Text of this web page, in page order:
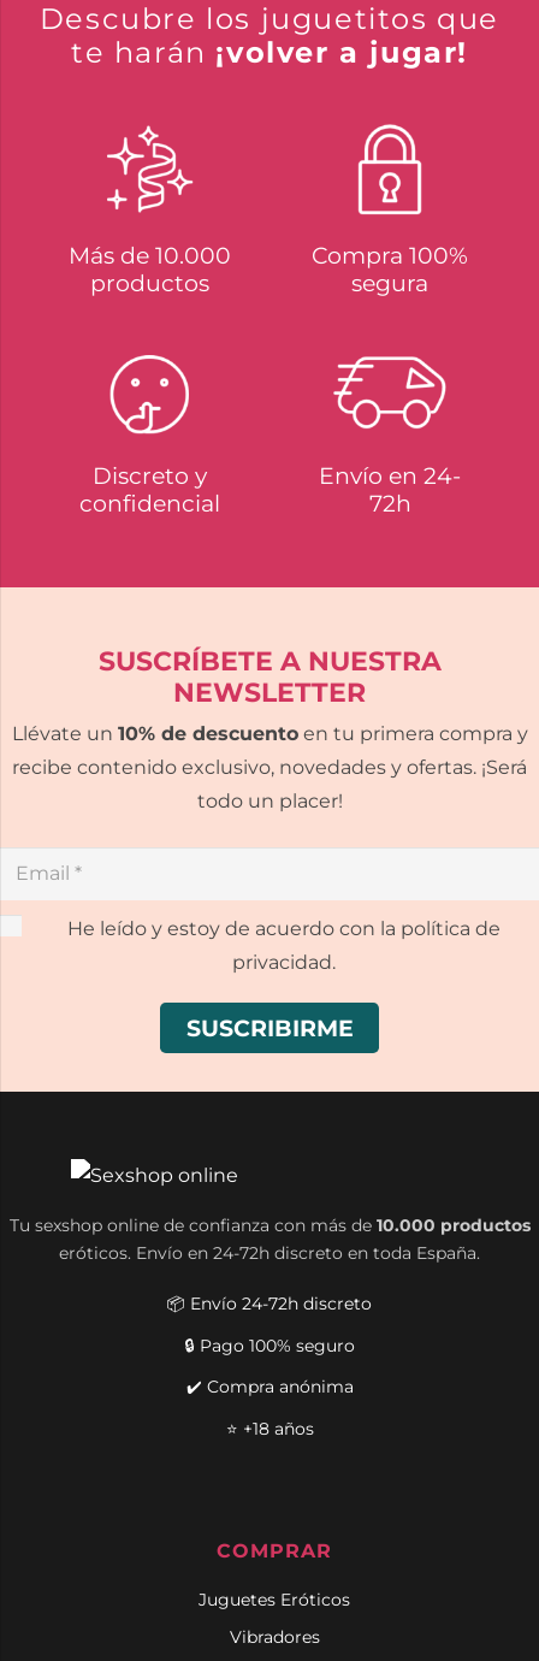
Descubre los juguetitos que
te harán ¡volver a jugar!
Más de 10.000
productos
Compra 100%
segura
Discreto y
confidencial
Envío en 24-
72h
SUSCRÍBETE A NUESTRA
NEWSLETTER
Llévate un 10% de descuentoen tu primera compra y
recibe contenido exclusivo, novedades y ofertas. ¡Será
todo un placer!
He leído y estoy de acuerdo con la política de
privacidad.
Tu sexshop online de confianza con más de 10.000 productos
eróticos. Envío en 24-72h discreto en toda España.
📦 Envío 24-72h discreto
🔒 Pago 100% seguro
✔️ Compra anónima
⭐ +18 años
COMPRAR
Juguetes Eróticos
Vibradores